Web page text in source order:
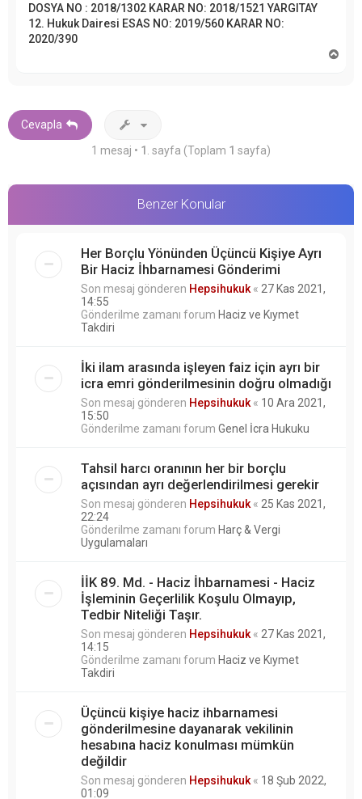
DOSYA NO : 2018/1302 KARAR NO: 2018/1521 YARGITAY
12. Hukuk Dairesi ESAS NO: 2019/560 KARAR NO:
2020/390
Cevapla
1 mesaj • 1 . sayfa (Toplam 1 sayfa)
Benzer Konular
Her Borçlu Yönünden Üçüncü Kişiye Ayrı
Bir Haciz İhbarnamesi Gönderimi
Son mesaj gönderen Hepsihukuk « 27 Kas 2021,
14:55
Gönderilme zamanı forum Haciz ve Kıymet
Takdiri
İki ilam arasında işleyen faiz için ayrı bir
icra emri gönderilmesinin doğru olmadığı
Son mesaj gönderen Hepsihukuk « 10 Ara 2021,
15:50
Gönderilme zamanı forum Genel İcra Hukuku
Tahsil harcı oranının her bir borçlu
açısından ayrı değerlendirilmesi gerekir
Son mesaj gönderen Hepsihukuk « 25 Kas 2021,
22:24
Gönderilme zamanı forum Harç & Vergi
Uygulamaları
İİK 89. Md. - Haciz İhbarnamesi - Haciz
İşleminin Geçerlilik Koşulu Olmayıp,
Tedbir Niteliği Taşır.
Son mesaj gönderen Hepsihukuk « 27 Kas 2021,
14:15
Gönderilme zamanı forum Haciz ve Kıymet
Takdiri
Üçüncü kişiye haciz ihbarnamesi
gönderilmesine dayanarak vekilinin
hesabına haciz konulması mümkün
değildir
Son mesaj gönderen Hepsihukuk « 18 Şub 2022,
01:09